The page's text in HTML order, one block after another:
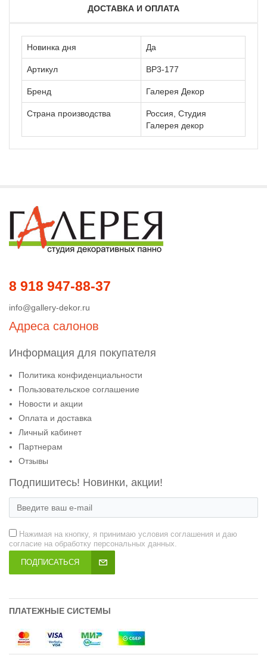
ДОСТАВКА И ОПЛАТА
Новинка дня Да
Артикул ВР3-177
Бренд Галерея Декор
Страна производства
Россия, Студия
Галерея декор
8 918 947-88-37
info@gallery-dekor.ru
Адреса салонов
Информация для покупателя
Политика конфиденциальности
Пользовательское соглашение
Новости и акции
Оплата и доставка
Личный кабинет
Партнерам
Отзывы
Подпишитесь! Новинки, акции!
Нажимая на кнопку, я принимаю условия соглашения и даю
согласие на обработку персональных данных.
ПОДПИСАТЬСЯ
ПЛАТЕЖНЫЕ СИСТЕМЫ